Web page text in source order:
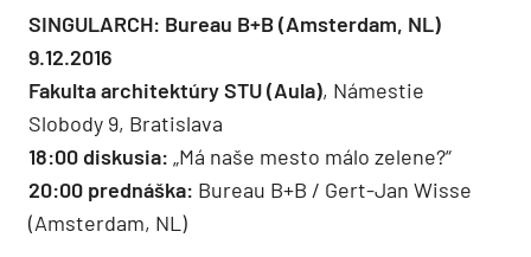
SINGULARCH: Bureau B+B (Amsterdam, NL)
9.12.2016
Fakulta architektúry STU (Aula), Námestie
Slobody 9, Bratislava
18:00 diskusia: „Má naše mesto málo zelene?“
20:00 prednáška: Bureau B+B / Gert-Jan Wisse
(Amsterdam, NL)